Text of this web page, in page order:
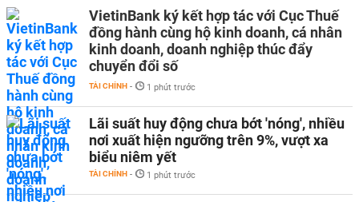
VietinBank ký kết hợp tác với Cục Thuế
đồng hành cùng hộ kinh doanh, cá nhân
kinh doanh, doanh nghiệp thúc đẩy
chuyển đổi số
TÀI CHÍNH - 1 phút trước
Lãi suất huy động chưa bớt 'nóng', nhiều
nơi xuất hiện ngưỡng trên 9%, vượt xa
biểu niêm yết
TÀI CHÍNH - 1 phút trước